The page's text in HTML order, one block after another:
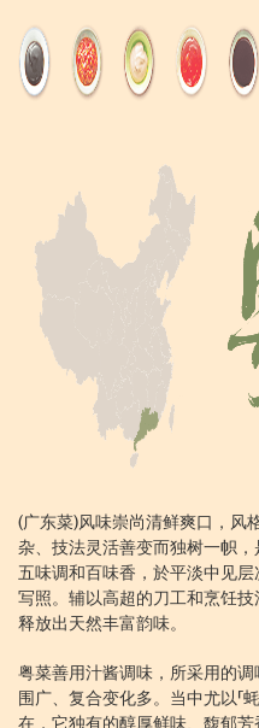
(广东菜)风味崇尚清鲜爽口，风
杂、技法灵活善变而独树一帜，
五味调和百味香，於平淡中见
写照。辅以高超的刀工和烹饪
释放出天然丰富韵味。
粤菜善用汁酱调味，所采用的
围广、复合变化多。当中尤以「
在，它独有的醇厚鲜味、馥郁